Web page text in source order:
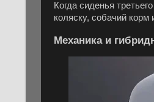
Когда сиденья
коляску, собачий корм
Механика и